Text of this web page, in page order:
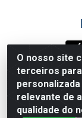
O nosso site
terceiros
relevante de
qualidade do